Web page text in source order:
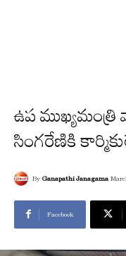
ఉప ముఖ్యమంత్రి
సింగ‌రేణికి
By Ganapathi Janagama
Facebook